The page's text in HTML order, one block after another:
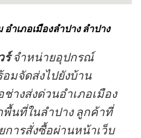
ำเภอเมืองลำปาง ลำปาง
ร์จำหน่ายอุปกรณ์
มจัดส่งไปยังบ้าน
ช่างส่งด่วนอำเภอเมือง
พื้นที่ในลำปาง ลูกค้าที่
การสั่งซื้อผ่านหน้าเว็บ